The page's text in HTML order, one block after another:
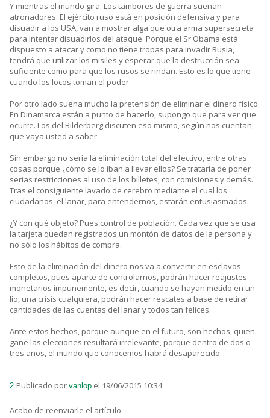
Y mientras el mundo gira. Los tambores de guerra suenan
atronadores. El ejército ruso está en posición defensiva y para
disuadir a los USA, van a mostrar alga que otra arma supersecreta
para intentar disuadirlos del ataque. Porque el Sr Obama está
dispuesto a atacar y como no tiene tropas para invadir Rusia,
tendrá que utilizar los misiles y esperar que la destrucción sea
suficiente como para que los rusos se rindan. Esto es lo que tiene
cuando los locos toman el poder.
Por otro lado suena mucho la pretensión de eliminar el dinero físico.
En Dinamarca están a punto de hacerlo, supongo que para ver que
ocurre. Los del Bilderberg discuten eso mismo, según nos cuentan,
que vaya usted a saber.
Sin embargo no sería la eliminación total del efectivo, entre otras
cosas porque ¿cómo se lo iban a llevar ellos? Se trataría de poner
serias restricciones al uso de los billetes, con comisiones y demás.
Tras el consiguiente lavado de cerebro mediante el cual los
ciudadanos, el lanar, para entendernos, estarán entusiasmados.
¿Y con qué objeto? Pues control de población. Cada vez que se usa
la tarjeta quedan registrados un montón de datos de la persona y
no sólo los hábitos de compra.
Esto de la eliminación del dinero nos va a convertir en esclavos
completos, pues aparte de controlarnos, podrán hacer reajustes
monetarios impunemente, es decir, cuando se hayan metido en un
lío, una crisis cualquiera, podrán hacer rescates a base de retirar
cantidades de las cuentas del lanar y todos tan felices.
Ante estos hechos, porque aunque en el futuro, son hechos, quien
gane las elecciones resultará irrelevante, porque dentro de dos o
tres años, el mundo que conocemos habrá desaparecido.
2.Publicado por vanlop el 19/06/2015 10:34
Acabo de reenviarle el artículo.